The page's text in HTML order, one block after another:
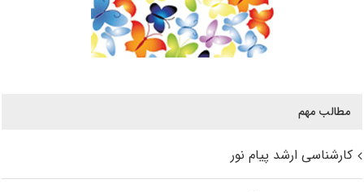
مطالب مهم
کارشناسی ارشد پیام نور